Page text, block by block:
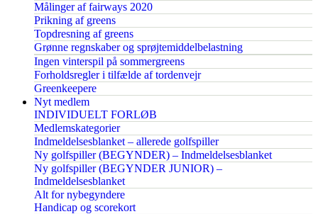
Målinger af fairways 2020
Prikning af greens
Topdresning af greens
Grønne regnskaber og sprøjtemiddelbelastning
Ingen vinterspil på sommergreens
Forholdsregler i tilfælde af tordenvejr
Greenkeepere
Nyt medlem
INDIVIDUELT FORLØB
Medlemskategorier
Indmeldelsesblanket – allerede golfspiller
Ny golfspiller (BEGYNDER) – Indmeldelsesblanket
Ny golfspiller (BEGYNDER JUNIOR) –
Indmeldelsesblanket
Alt for nybegyndere
Handicap og scorekort